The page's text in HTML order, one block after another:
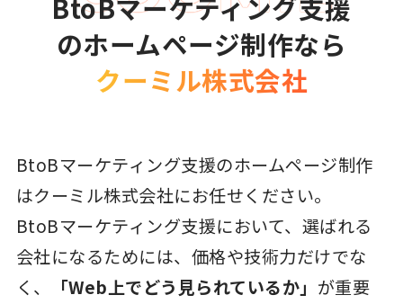
BtoBマーケティング支援
のホームページ制作なら
クーミル株式会社
BtoBマーケティング支援のホームページ制作
はクーミル株式会社にお任せください。
BtoBマーケティング支援において、選ばれる
会社になるためには、価格や技術力だけでな
く、
「Web上でどう見られているか」 が重要